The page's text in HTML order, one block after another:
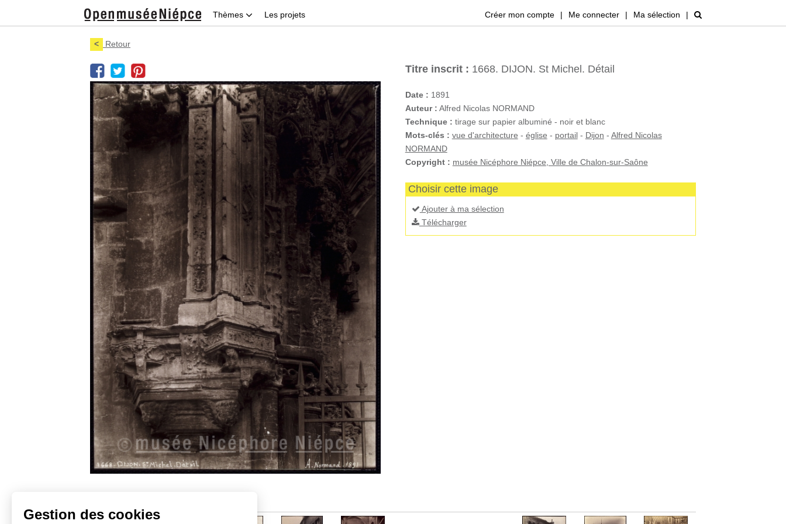
Thèmes Les projets Créer mon compte | Me connecter | Ma sélection |
< Retour
Titre inscrit : 1668. DIJON. St Michel. Détail
Date : 1891
Auteur : Alfred Nicolas NORMAND
Technique : tirage sur papier albuminé - noir et blanc
Mots-clés : vue d'architecture - église - portail- Dijon - Alfred Nicolas
NORMAND
Copyright : musée Nicéphore Niépce, Ville de Chalon-sur-Saône
Choisir cette image
Ajouter à ma sélection
Télécharger
Gestion des cookies